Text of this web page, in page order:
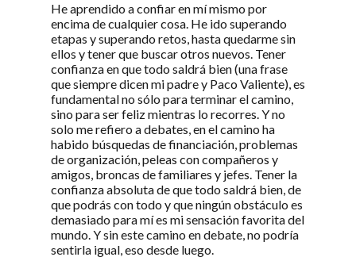
He aprendido a confiar en mí mismo por
encima de cualquier cosa. He ido superando
etapas y superando retos, hasta quedarme sin
ellos y tener que buscar otros nuevos. Tener
confianza en que todo saldrá bien (una frase
que siempre dicen mi padre y Paco Valiente), es
fundamental no sólo para terminar el camino,
sino para ser feliz mientras lo recorres. Y no
solo me refiero a debates, en el camino ha
habido búsquedas de financiación, problemas
de organización, peleas con compañeros y
amigos, broncas de familiares y jefes. Tener la
confianza absoluta de que todo saldrá bien, de
que podrás con todo y que ningún obstáculo es
demasiado para mí es mi sensación favorita del
mundo. Y sin este camino en debate, no podría
sentirla igual, eso desde luego.